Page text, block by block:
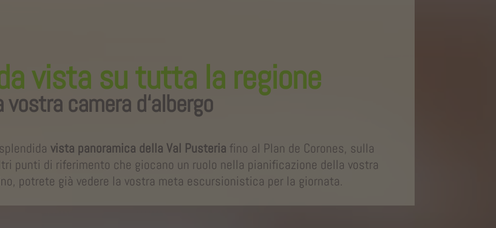
vista su tutta la regione
vostra camera d‘albergo
vista panoramica della Val Pusteria fino al Plan de Corones, sulla
punti di riferimento che giocano un ruolo nella pianificazione della vostra
potrete già vedere la vostra meta escursionistica per la giornata.